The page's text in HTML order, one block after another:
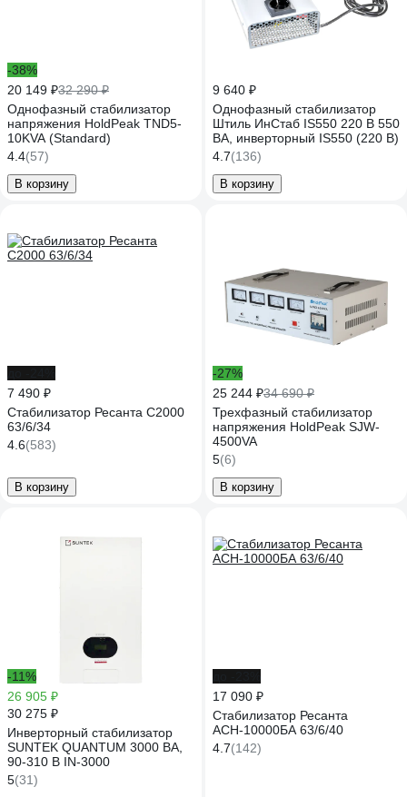
-38%
20 149 ₽32 290 ₽
Однофазный стабилизатор
напряжения HoldPeak TND5-
10KVA (Standard)
4.4(57)
В корзину
9 640 ₽
Однофазный стабилизатор
Штиль ИнСтаб IS550 220 В 550
ВА, инверторный IS550 (220 В)
4.7(136)
В корзину
7 490 ₽
Стабилизатор Ресанта С2000
63/6/34
4.6(583)
В корзину
-27%
25 244 ₽34 690 ₽
Трехфазный стабилизатор
напряжения HoldPeak SJW-
4500VA
5(6)
В корзину
-11%
26 905 ₽
30 275 ₽
Инверторный стабилизатор
SUNTEK QUANTUM 3000 ВА,
90-310 В IN-3000
5(31)
17 090 ₽
Стабилизатор Ресанта
АСН-10000БА 63/6/40
4.7(142)